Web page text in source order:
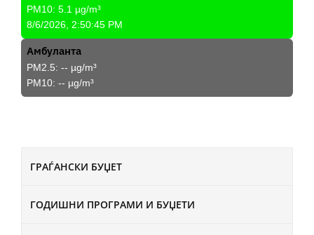
ГРАЃАНСКИ БУЏЕТ
ГОДИШНИ ПРОГРАМИ И БУЏЕТИ
PM10: 5.1 µg/m³
8/6/2026, 2:50:45 PM
Амбуланта
PM2.5: -- µg/m³
PM10: -- µg/m³